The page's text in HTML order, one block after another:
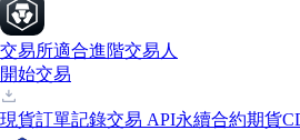
交易所適合進階交易人
開始交易
現貨訂單記錄交易 API永續合約期貨